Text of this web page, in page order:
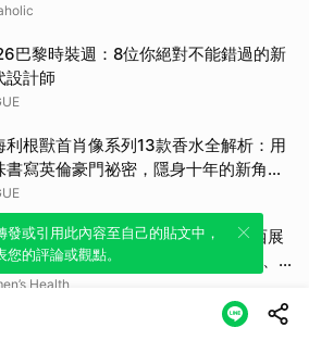
巴黎時裝週：8位你絕對不能錯過的新
設計師
利根獸首肖像系列13款香水全解析：用
書寫英倫豪門祕密，隱身十年的新角色
身
質感老爸的暑假提案！誠品生活南西展
設計品牌，從療癒手作到日本家具、
禮寵愛全家 | Women's Health
Health
稱讚員工，卻想不到可以講什麼？我在
鍵引用此內容，透過發布貼
個人立場。
發或引用此內容至自己的貼文中，
您的評論或觀點。